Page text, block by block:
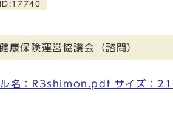
ID:17740
康保険運営協議会（諮問）
ル名：R3shimon.pdf サイズ：